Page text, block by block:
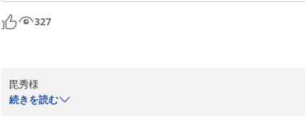
ホテルＮｏ．１高松
327
毘秀様
続きを読む